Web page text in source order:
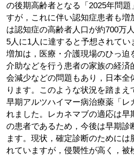
の後期高齢者となる「2025年問題
すが，これに伴い認知症患者も増
は認知症の高齢者人口が約700万
5人に1人に達すると予想されて
増加は，医療・介護現場のひっ迫
介助などを行う患者の家族の経済
会減少などの問題もあり，日本全
ります。このような状況を踏まえ
早期アルツハイマー病治療薬「レ
れました。レカネマブの適応は早
の患者であるため，今後は早期診
ます。現状，確定診断のためには
れていますが，侵襲性が高く，被